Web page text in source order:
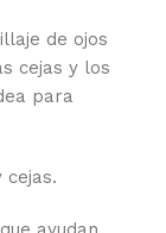
de ojos
cejas y los
para
cejas.